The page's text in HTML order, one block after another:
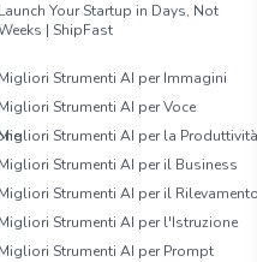
Launch Your Startup in Days, Not
| ShipFast
Migliori Strumenti AI per Immagini
Migliori Strumenti AI per Voce
Strumenti AI per la
Migliori Strumenti AI per il Business
Migliori Strumenti AI per il
Migliori Strumenti AI per l'Istruzione
Migliori Strumenti AI per Prompt